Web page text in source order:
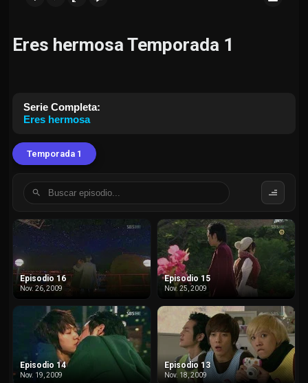
Eres hermosa Temporada 1
Serie Completa:
Eres hermosa
Temporada 1
Episodio 16
Nov. 26, 2009
Episodio 15
Nov. 25, 2009
Episodio 14
Nov. 19, 2009
Episodio 13
Nov. 18, 2009